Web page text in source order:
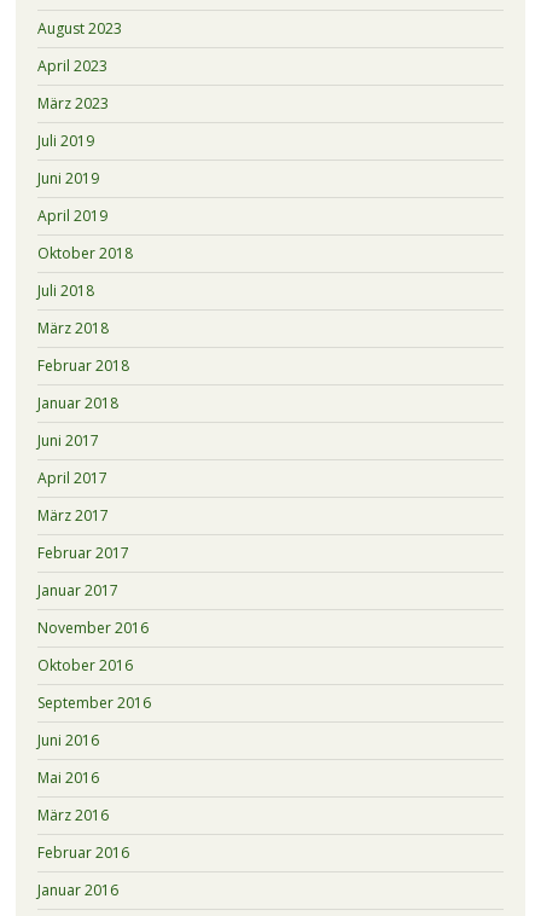
August 2023
April 2023
März 2023
Juli 2019
Juni 2019
April 2019
Oktober 2018
Juli 2018
März 2018
Februar 2018
Januar 2018
Juni 2017
April 2017
März 2017
Februar 2017
Januar 2017
November 2016
Oktober 2016
September 2016
Juni 2016
Mai 2016
März 2016
Februar 2016
Januar 2016